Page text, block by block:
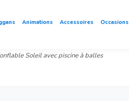
Animations Accessoires Occasions
Soleil avec piscine à balles